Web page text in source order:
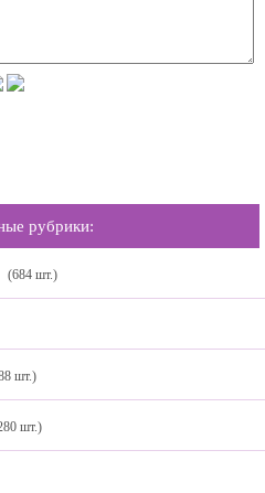
рубрики:
(684 шт.)
шт.)
шт.)